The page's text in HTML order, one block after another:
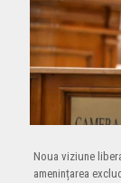
Noua viziune
amenințarea